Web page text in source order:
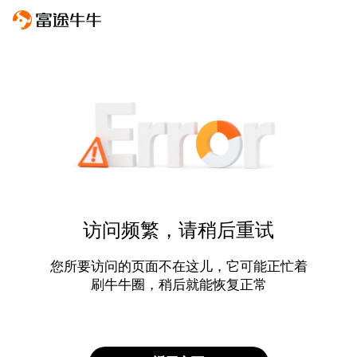
访问频繁，请稍后重试
您所要访问的页面不在这儿，它可能正忙着
刷牛牛圈，稍后就能恢复正常